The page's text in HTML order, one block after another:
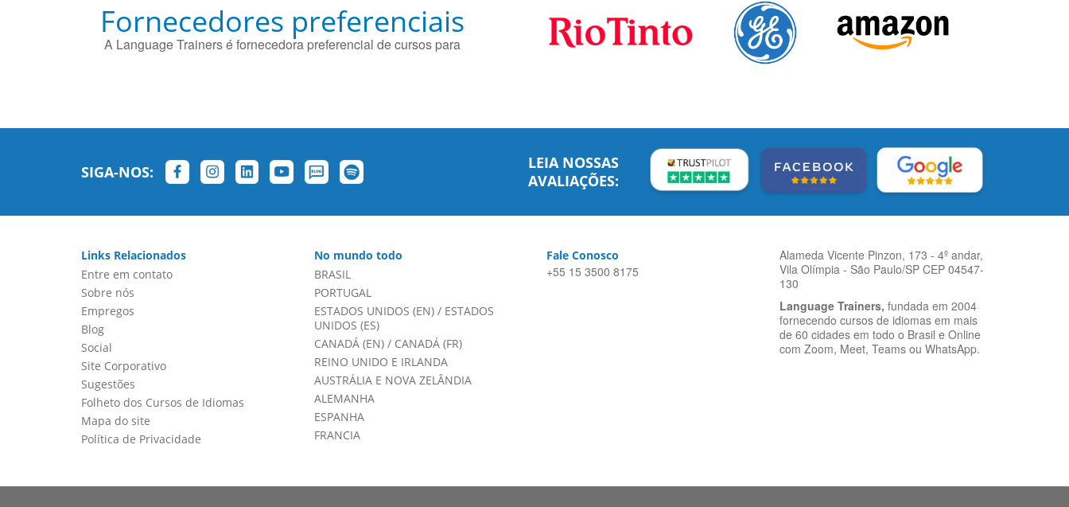
Fornecedores preferenciais
A Language Trainers é fornecedora preferencial de cursos para
SIGA-NOS:
LEIA NOSSAS
AVALIAÇÕES:
Links Relacionados
Entre em contato
Sobre nós
Empregos
Blog
Social
Site Corporativo
Sugestões
Folheto dos Cursos de Idiomas
Mapa do site
Política de Privacidade
No mundo todo
BRASIL
PORTUGAL
ESTADOS UNIDOS (EN)/ ESTADOS
UNIDOS (ES)
CANADÁ (EN)/ CANADÁ (FR)
REINO UNIDO E IRLANDA
AUSTRÁLIA E NOVA ZELÂNDIA
ALEMANHA
ESPANHA
FRANCIA
Fale Conosco
+55 15 3500 8175
Alameda Vicente Pinzon, 173 - 4º andar,
Vila Olímpia - São Paulo/SP CEP 04547-
130
Language Trainers, fundada em 2004
fornecendo cursos de idiomas em mais
de 60 cidades em todo o Brasil e Online
com Zoom, Meet, Teams ou WhatsApp.